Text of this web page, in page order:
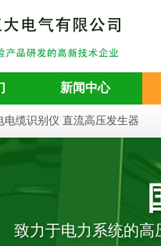
新闻中心
电缆识别仪 直流高压发生器
致力于电力系统的高